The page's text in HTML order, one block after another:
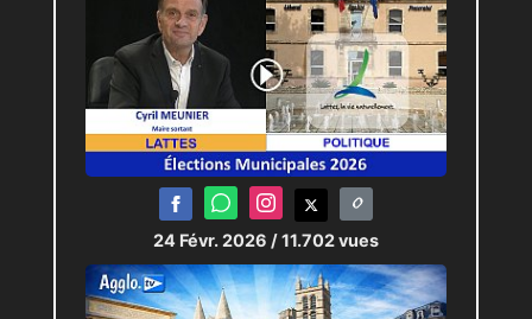
24 Févr. 2026 / 11.702 vues